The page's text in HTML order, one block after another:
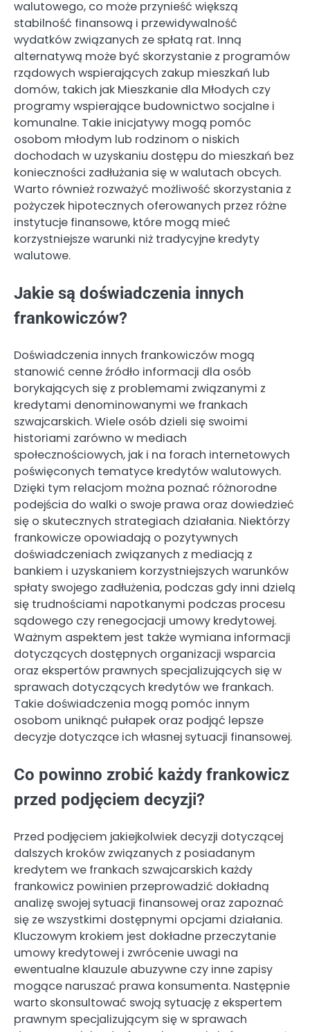
walutowego, co może przynieść większą
stabilność finansową i przewidywalność
wydatków związanych ze spłatą rat. Inną
alternatywą może być skorzystanie z programów
rządowych wspierających zakup mieszkań lub
domów, takich jak Mieszkanie dla Młodych czy
programy wspierające budownictwo socjalne i
komunalne. Takie inicjatywy mogą pomóc
osobom młodym lub rodzinom o niskich
dochodach w uzyskaniu dostępu do mieszkań bez
konieczności zadłużania się w walutach obcych.
Warto również rozważyć możliwość skorzystania z
pożyczek hipotecznych oferowanych przez różne
instytucje finansowe, które mogą mieć
korzystniejsze warunki niż tradycyjne kredyty
walutowe.
Jakie są doświadczenia innych
frankowiczów?
Doświadczenia innych frankowiczów mogą
stanowić cenne źródło informacji dla osób
borykających się z problemami związanymi z
kredytami denominowanymi we frankach
szwajcarskich. Wiele osób dzieli się swoimi
historiami zarówno w mediach
społecznościowych, jak i na forach internetowych
poświęconych tematyce kredytów walutowych.
Dzięki tym relacjom można poznać różnorodne
podejścia do walki o swoje prawa oraz dowiedzieć
się o skutecznych strategiach działania. Niektórzy
frankowicze opowiadają o pozytywnych
doświadczeniach związanych z mediacją z
bankiem i uzyskaniem korzystniejszych warunków
spłaty swojego zadłużenia, podczas gdy inni dzielą
się trudnościami napotkanymi podczas procesu
sądowego czy renegocjacji umowy kredytowej.
Ważnym aspektem jest także wymiana informacji
dotyczących dostępnych organizacji wsparcia
oraz ekspertów prawnych specjalizujących się w
sprawach dotyczących kredytów we frankach.
Takie doświadczenia mogą pomóc innym
osobom uniknąć pułapek oraz podjąć lepsze
decyzje dotyczące ich własnej sytuacji finansowej.
Co powinno zrobić każdy frankowicz
przed podjęciem decyzji?
Przed podjęciem jakiejkolwiek decyzji dotyczącej
dalszych kroków związanych z posiadanym
kredytem we frankach szwajcarskich każdy
frankowicz powinien przeprowadzić dokładną
analizę swojej sytuacji finansowej oraz zapoznać
się ze wszystkimi dostępnymi opcjami działania.
Kluczowym krokiem jest dokładne przeczytanie
umowy kredytowej i zwrócenie uwagi na
ewentualne klauzule abuzywne czy inne zapisy
mogące naruszać prawa konsumenta. Następnie
warto skonsultować swoją sytuację z ekspertem
prawnym specjalizującym się w sprawach